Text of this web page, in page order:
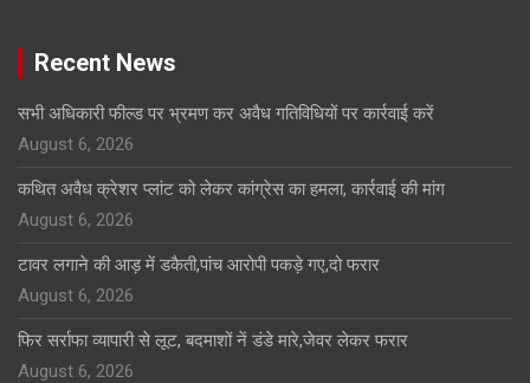
Recent News
सभी अधिकारी फील्ड पर भ्रमण कर अवैध गतिविधियों पर कार्रवाई करें
August 6, 2026
कथित अवैध क्रेशर प्लांट को लेकर कांग्रेस का हमला, कार्रवाई की मांग
August 6, 2026
टावर लगाने की आड़ में डकैती,पांच आरोपी पकड़े गए,दो फरार
August 6, 2026
फिर सर्राफा व्यापारी से लूट, बदमाशों नें डंडे मारे,जेवर लेकर फरार
August 6, 2026